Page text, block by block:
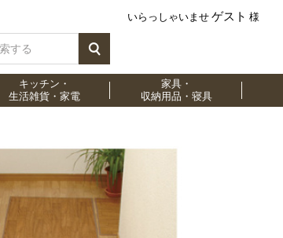
いらっしゃいませ ゲスト 様
キッチン・
生活雑貨・家電
家具・
収納用品・寝具